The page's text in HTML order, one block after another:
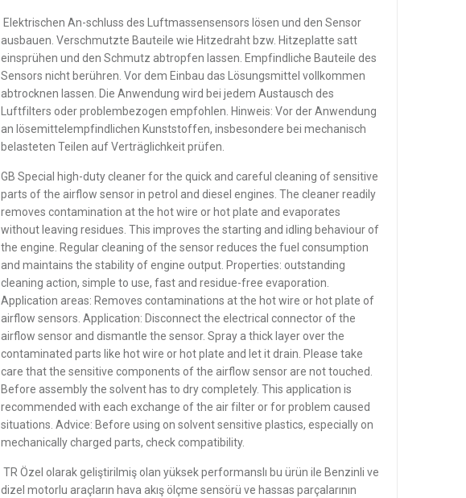
Elektrischen An-schluss des Luftmassensensors lösen und den Sensor
ausbauen. Verschmutzte Bauteile wie Hitzedraht bzw. Hitzeplatte satt
einsprühen und den Schmutz abtropfen lassen. Empfindliche Bauteile des
Sensors nicht berühren. Vor dem Einbau das Lösungsmittel vollkommen
abtrocknen lassen. Die Anwendung wird bei jedem Austausch des
Luftfilters oder problembezogen empfohlen. Hinweis: Vor der Anwendung
an lösemittelempfindlichen Kunststoffen, insbesondere bei mechanisch
belasteten Teilen auf Verträglichkeit prüfen.
GB Special high-duty cleaner for the quick and careful cleaning of sensitive
parts of the airflow sensor in petrol and diesel engines. The cleaner readily
removes contamination at the hot wire or hot plate and evaporates
without leaving residues. This improves the starting and idling behaviour of
the engine. Regular cleaning of the sensor reduces the fuel consumption
and maintains the stability of engine output. Properties: outstanding
cleaning action, simple to use, fast and residue-free evaporation.
Application areas: Removes contaminations at the hot wire or hot plate of
airflow sensors. Application: Disconnect the electrical connector of the
airflow sensor and dismantle the sensor. Spray a thick layer over the
contaminated parts like hot wire or hot plate and let it drain. Please take
care that the sensitive components of the airflow sensor are not touched.
Before assembly the solvent has to dry completely. This application is
recommended with each exchange of the air filter or for problem caused
situations. Advice: Before using on solvent sensitive plastics, especially on
mechanically charged parts, check compatibility.
TR Özel olarak geliştirilmiş olan yüksek performanslı bu ürün ile Benzinli ve
dizel motorlu araçların hava akış ölçme sensörü ve hassas parçalarının